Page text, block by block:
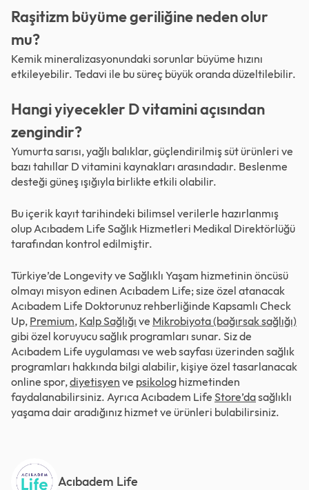
Raşitizm büyüme geriliğine neden olur
mu?
Kemik mineralizasyonundaki sorunlar büyüme hızını
etkileyebilir. Tedavi ile bu süreç büyük oranda düzeltilebilir.
Hangi yiyecekler D vitamini açısından
zengindir?
Yumurta sarısı, yağlı balıklar, güçlendirilmiş süt ürünleri ve
bazı tahıllar D vitamini kaynakları arasındadır. Beslenme
desteği güneş ışığıyla birlikte etkili olabilir.
Bu içerik kayıt tarihindeki bilimsel verilerle hazırlanmış
olup Acıbadem Life Sağlık Hizmetleri Medikal Direktörlüğü
tarafından kontrol edilmiştir.
Türkiye’de Longevity ve Sağlıklı Yaşam hizmetinin öncüsü
olmayı misyon edinen Acıbadem Life; size özel atanacak
Acıbadem Life Doktorunuz rehberliğinde Kapsamlı Check
Up, Premium, Kalp Sağlığı ve Mikrobiyota (bağırsak sağlığı)
gibi özel koruyucu sağlık programları sunar. Siz de
Acıbadem Life uygulaması ve web sayfası üzerinden sağlık
programları hakkında bilgi alabilir, kişiye özel tasarlanacak
online spor,diyetisyen ve psikolog hizmetinden
faydalanabilirsiniz. Ayrıca Acıbadem Life Store’dasağlıklı
yaşama dair aradığınız hizmet ve ürünleri bulabilirsiniz.
Acıbadem Life